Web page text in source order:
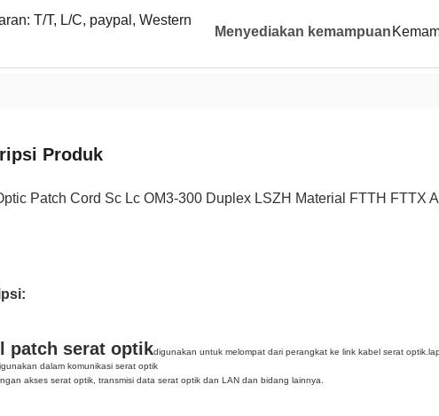
T/T, L/C, paypal, Western
Menyediakan kemampuan
Produk
Patch Cord Sc Lc OM3-300 Duplex LSZH Material FTTH FTTX
patch serat optikdigunakan untuk melompat dari perangkat ke link kabel serat optik.
dalam komunikasi serat optik
akses serat optik, transmisi data serat optik dan LAN dan bidang lainnya.